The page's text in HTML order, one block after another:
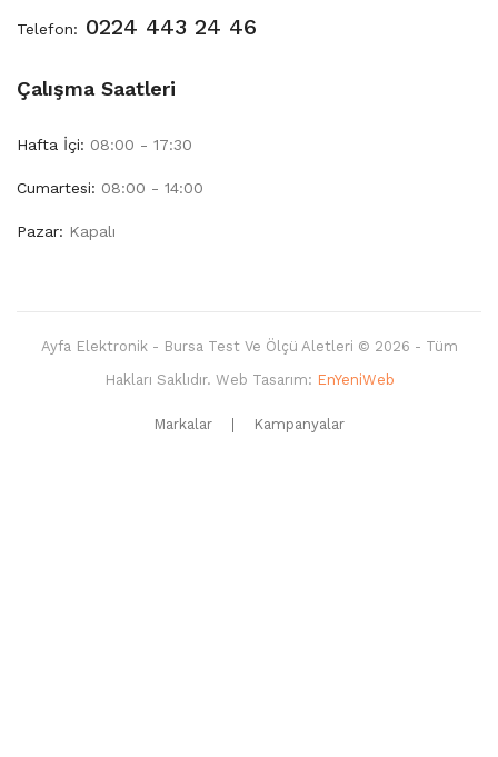
Telefon: 0224 443 24 46
Çalışma Saatleri
Hafta İçi: 08:00 - 17:30
Cumartesi: 08:00 - 14:00
Pazar: Kapalı
Ayfa Elektronik - Bursa Test Ve Ölçü Aletleri © 2026 - Tüm
Hakları Saklıdır. Web Tasarım: EnYeniWeb
Markalar Kampanyalar